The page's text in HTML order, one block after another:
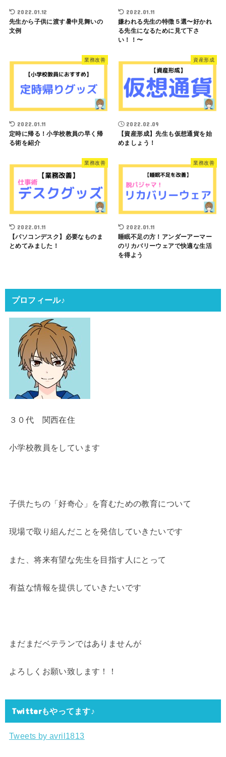
2022.01.12
先生から子供に渡す暑中見舞いの
文例
2022.01.11
嫌われる先生の特徴５選〜好かれ
る先生になるために見て下さ
い！！〜
業務改善
2022.01.11
定時に帰る！小学校教員の早く帰
る術を紹介
資産形成
2022.02.09
【資産形成】先生も仮想通貨を始
めましょう！
業務改善
2022.01.11
【パソコンデスク】必要なものま
とめてみました！
業務改善
2022.01.11
睡眠不足の方！アンダーアーマー
のリカバリーウェアで快適な生活
を得よう
プロフィール♪
３０代 関西在住
小学校教員をしています
子供たちの「好奇心」を育むための教育について
現場で取り組んだことを発信していきたいです
また、将来有望な先生を目指す人にとって
有益な情報を提供していきたいです
まだまだベテランではありませんが
よろしくお願い致します！！
Twitterもやってます♪
Tweets by avril1813